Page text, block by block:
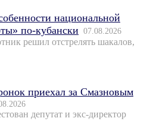
национальной
по-кубански 07.08.2026
решил отстрелять шакалов,
приехал за Смазновым
депутат и экс-директор